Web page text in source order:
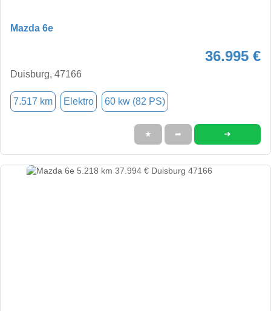
Mazda 6e
36.995 €
Duisburg, 47166
7.517 km Elektro 60 kw (82 PS)
★ ➦ ➜